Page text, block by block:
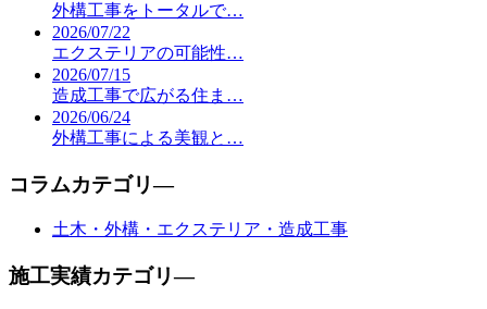
外構工事をトータルで…
2026/07/22
エクステリアの可能性…
2026/07/15
造成工事で広がる住ま…
2026/06/24
外構工事による美観と…
コラムカテゴリ―
土木・外構・エクステリア・造成工事
施工実績カテゴリ―